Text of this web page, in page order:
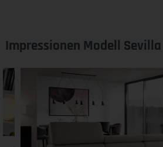
Impressionen Modell Sevilla